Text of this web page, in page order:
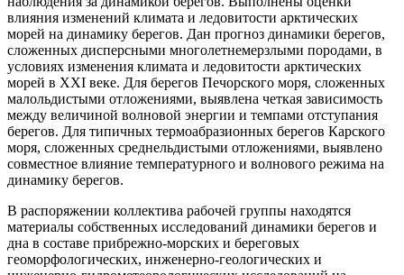
влияния изменений климата и ледовитости арктических
морей на динамику берегов. Дан прогноз динамики берегов,
сложенных дисперсными многолетнемерзлыми породами, в
условиях изменения климата и ледовитости арктических
морей в XXI веке. Для берегов Печорского моря, сложенных
малольдистыми отложениями, выявлена четкая зависимость
между величиной волновой энергии и темпами отступания
берегов. Для типичных термоабразионных берегов Карского
моря, сложенных среднельдистыми отложениями, выявлено
совместное влияние температурного и волнового режима на
динамику берегов.
В распоряжении коллектива рабочей группы находятся
материалы собственных исследований динамики берегов и
дна в составе прибрежно-морских и береговых
геоморфологических, инженерно-геологических и